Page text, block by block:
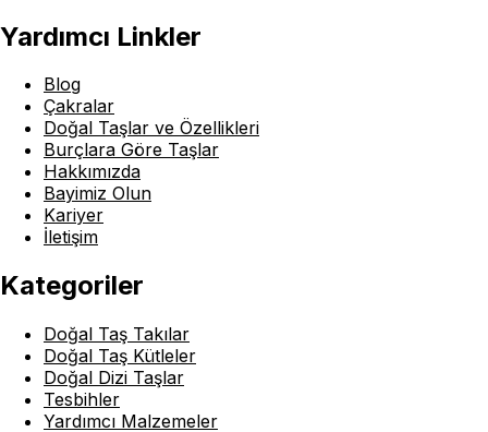
Yardımcı Linkler
Blog
Çakralar
Doğal Taşlar ve Özellikleri
Burçlara Göre Taşlar
Hakkımızda
Bayimiz Olun
Kariyer
İletişim
Kategoriler
Doğal Taş Takılar
Doğal Taş Kütleler
Doğal Dizi Taşlar
Tesbihler
Yardımcı Malzemeler